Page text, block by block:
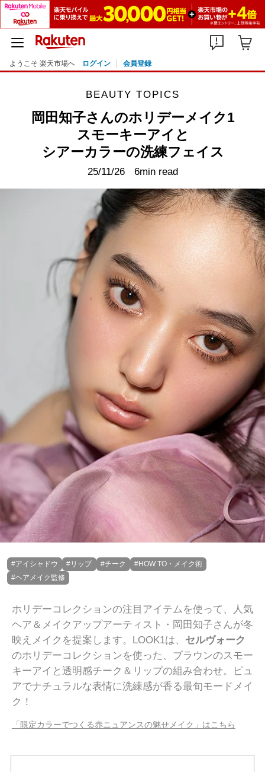
ようこそ 楽天市場へ ログイン 会員登録
BEAUTY TOPICS
岡田知子さんのホリデーメイク1
スモーキーアイと
シアーカラーの洗練フェイス
25/11/26 6min read
#アイシャドウ #リップ #チーク
#HOW TO・メイク術
#ヘアメイク監修
ホリデーコレクションの注目アイテムを使って、人気
ヘア＆メイクアップアーティスト・岡田知子さんが冬
映えメイクを提案します。LOOK1は、 セルヴォーク
のホリデーコレクションを使った、ブラウンのスモー
キーアイと透明感チーク＆リップの組み合わせ。ピュ
アでナチュラルな表情に洗練感が香る最旬モードメイ
ク！
「限定カラーでつくる赤ニュアンスの魅せメイク」はこちら